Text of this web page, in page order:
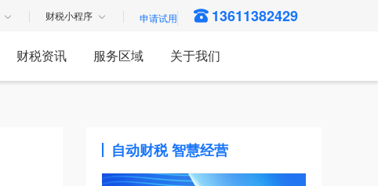
财税小程序 13611382429
财税资讯 服务区域 关于我们
自动财税 智慧经营